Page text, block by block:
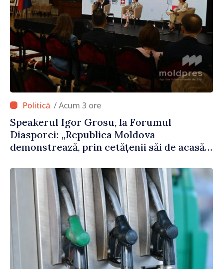
/ Acum 3 ore
Speakerul Igor Grosu, la Forumul
Diasporei: „Republica Moldova
demonstrează, prin cetățenii săi de acasă
parte a marii familii europene”